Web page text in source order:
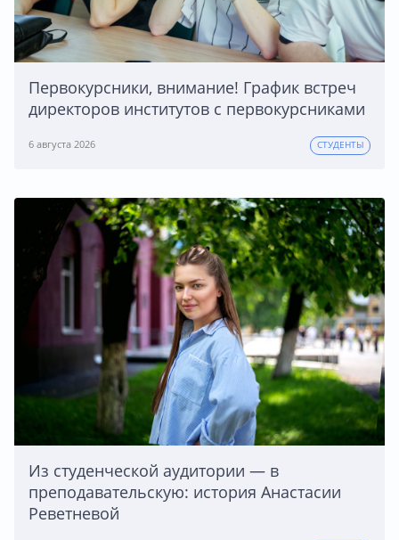
Первокурсники, внимание! График встреч
директоров институтов с первокурсниками
6 августа 2026 СТУДЕНТЫ
Из студенческой аудитории — в
преподавательскую: история Анастасии
Реветневой